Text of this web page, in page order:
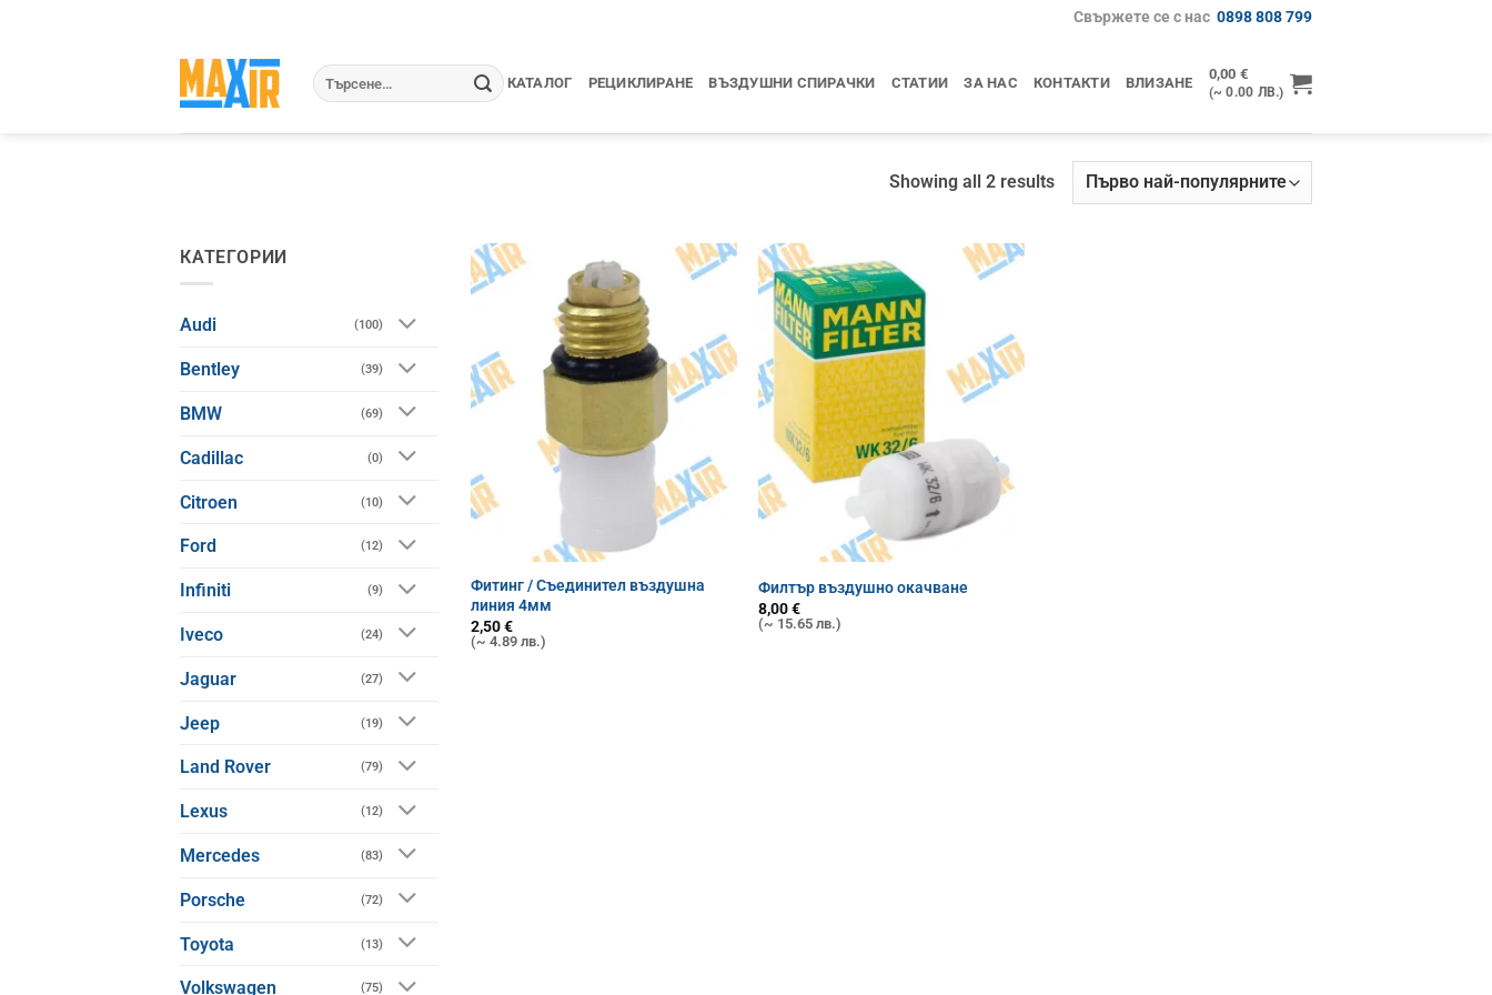
Свържете се с нас 0898 808 799
Търсене
за:
КАТАЛОГ РЕЦИКЛИРАНЕ ВЪЗДУШНИ СПИРАЧКИ СТАТИИ ЗА НАС КОНТАКТИ ВЛИЗАНЕ
0,00 €
(~ 0.00 ЛВ.)
Showing all 2 resultsSorted
КАТЕГОРИИ
Audi (100)
Bentley (39)
BMW (69)
Cadillac (0)
Citroen (10)
Ford (12)
Infiniti (9)
Iveco (24)
Jaguar (27)
Jeep (19)
Land Rover (79)
Lexus (12)
Mercedes (83)
Porsche (72)
Toyota (13)
Volkswagen (75)
Фитинг / Съединител въздушна
линия 4мм
2,50€
(~ 4.89 лв.)
Филтър въздушно окачване
8,00€
(~ 15.65 лв.)